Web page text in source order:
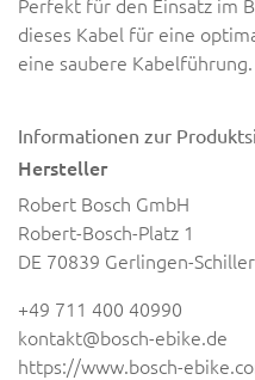
dieses Kabel für eine
eine saubere Kabelführung.
Informationen zur
Hersteller
Robert Bosch GmbH
Robert-Bosch-Platz 1
DE 70839 Gerlingen-
+49 711 400 40990
kontakt@bosch-ebike.de
https://www.bosch-